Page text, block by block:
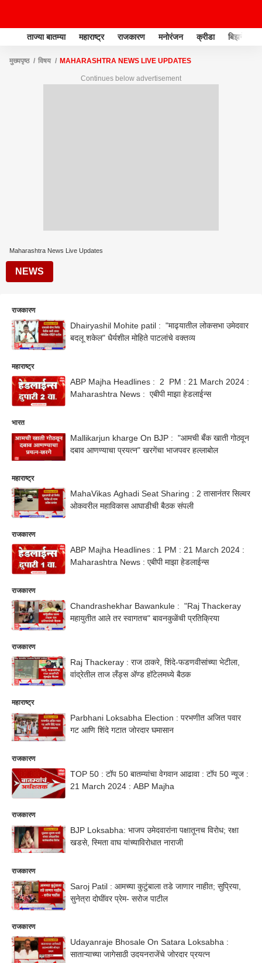
ताज्या बातम्या महाराष्ट्र राजकारण मनोरंजन क्रीडा बिझनेस
मुख्यपृष्ठ विषय MAHARASHTRA NEWS LIVE UPDATES
Continues below advertisement
Maharashtra News Live Updates
NEWS
राजकारण
Dhairyashil Mohite patil : "माढ्यातील लोकसभा उमेदवार
बदलू शकेल" धैर्यशील मोहिते पाटलांचे वक्तव्य
महाराष्ट्र
ABP Majha Headlines : 2 PM : 21 March 2024 :
Maharashtra News : एबीपी माझा हेडलाईन्स
भारत
Mallikarjun kharge On BJP : "आमची बँक खाती गोठवून
दबाव आणण्याचा प्रयत्न" खरगेंचा भाजपवर हल्लाबोल
महाराष्ट्र
MahaVikas Aghadi Seat Sharing : 2 तासानंतर सिल्वर
ओकवरील महाविकास आघाडीची बैठक संपली
राजकारण
ABP Majha Headlines : 1 PM : 21 March 2024 :
Maharashtra News : एबीपी माझा हेडलाईन्स
राजकारण
Chandrashekhar Bawankule : "Raj Thackeray
महायुतीत आले तर स्वागतच" बावनकुळेंची प्रतिक्रिया
राजकारण
Raj Thackeray : राज ठाकरे, शिंदे-फडणवीसांच्या भेटीला,
वांद्रेतील ताज लँड्स अ‍ॅण्ड हॉटेलमध्ये बैठक
महाराष्ट्र
Parbhani Loksabha Election : परभणीत अजित पवार
गट आणि शिंदे गटात जोरदार घमासान
राजकारण
TOP 50 : टॉप 50 बातम्यांचा वेगवान आढावा : टॉप 50 न्यूज :
21 March 2024 : ABP Majha
राजकारण
BJP Loksabha: भाजप उमेदवारांना पक्षातूनच विरोध; रक्षा
खडसे, स्मिता वाघ यांच्याविरोधात नाराजी
राजकारण
Saroj Patil : आमच्या कुटुंबाला तडे जाणार नाहीत; सुप्रिया,
सुनेत्रा दोघींवर प्रेम- सरोज पाटील
राजकारण
Udayanraje Bhosale On Satara Loksabha :
साताऱ्याच्या जागेसाठी उदयनराजेंचे जोरदार प्रयत्न